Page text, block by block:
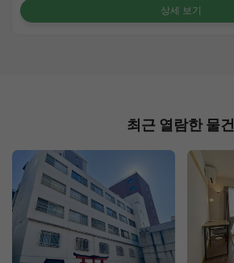
상세 보기
최근 열람한 물건